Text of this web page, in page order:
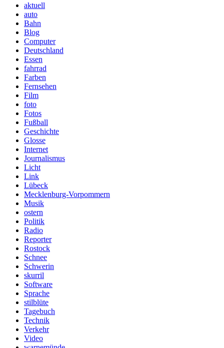
aktuell
auto
Bahn
Blog
Computer
Deutschland
Essen
fahrrad
Farben
Fernsehen
Film
foto
Fotos
Fußball
Geschichte
Glosse
Internet
Journalismus
Licht
Link
Lübeck
Mecklenburg-Vorpommern
Musik
ostern
Politik
Radio
Reporter
Rostock
Schnee
Schwerin
skurril
Software
Sprache
stilblüte
Tagebuch
Technik
Verkehr
Video